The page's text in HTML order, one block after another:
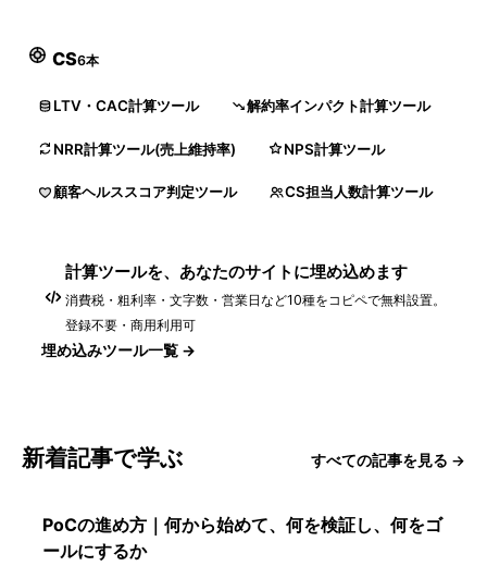
CS6本
LTV・CAC計算ツール 解約率インパクト計算ツール
NRR計算ツール(売上維持率) NPS計算ツール
顧客ヘルススコア判定ツール CS担当人数計算ツール
計算ツールを、あなたのサイトに埋め込めます
消費税・粗利率・文字数・営業日など10種をコピペで無料設置。
登録不要・商用利用可
埋め込みツール一覧 →
新着記事で学ぶ すべての記事を見る →
PoCの進め方｜何から始めて、何を検証し、何をゴ
ールにするか